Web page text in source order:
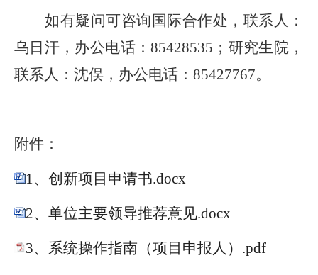
如有疑问可咨询国际合作处，联系人：
乌日汗 ，办公电话：85428535 ；研究生院，
联系人：沈俣，办公电话： 85427767。
附件：
1、创新项目申请书.docx
2、单位主要领导推荐意见.docx
3、系统操作指南（项目申报人）.pdf